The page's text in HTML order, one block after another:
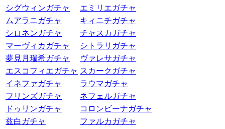
シグウィンガチャ
エミリエガチャ
ムアラニガチャ
キィニチガチャ
シロネンガチャ
チャスカガチャ
マーヴィカガチャ
シトラリガチャ
夢見月瑞希ガチャ
ヴァレサガチャ
エスコフィエガチャ スカークガチャ
イネファガチャ
ラウマガチャ
フリンズガチャ
ネフェルガチャ
ドゥリンガチャ
コロンビーナガチャ
兹白ガチャ
ファルカガチャ